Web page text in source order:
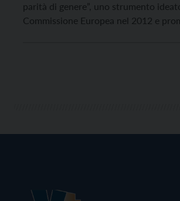
parità di genere”, uno strumento
Commissione Europea nel 2012 e